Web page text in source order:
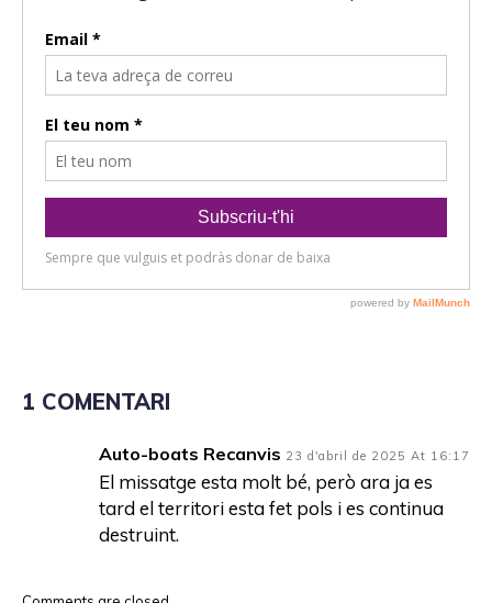
1 COMENTARI
Auto-boats Recanvis 23 d'abril de 2025 At 16:17
El missatge esta molt bé, però ara ja es
tard el territori esta fet pols i es continua
destruint.